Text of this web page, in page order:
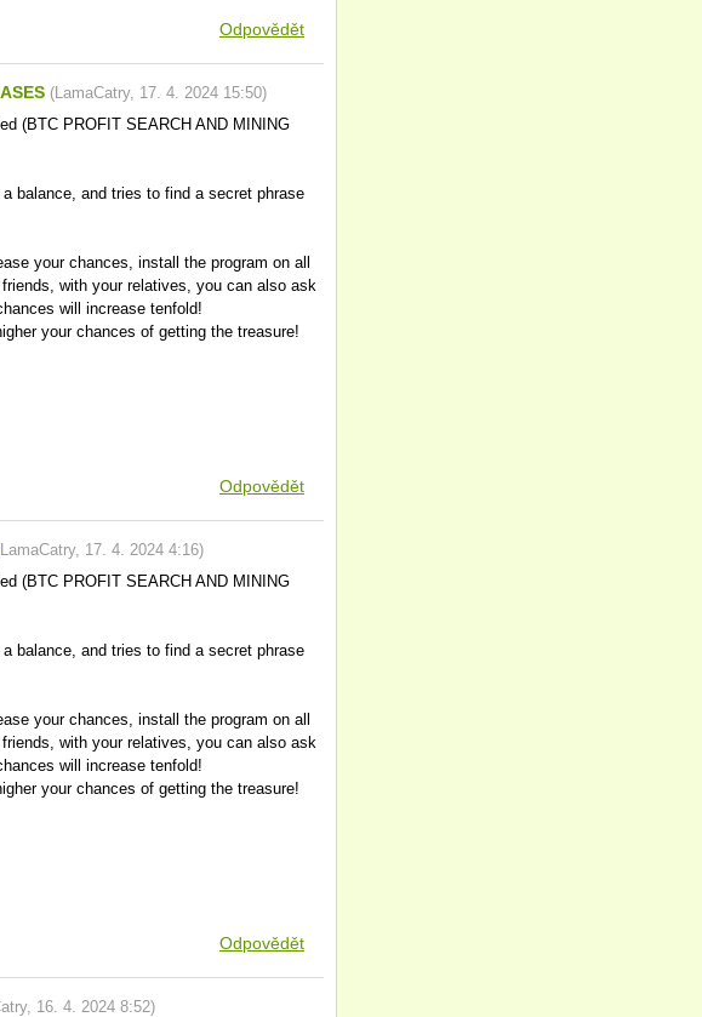
Odpovědět
(LamaCatry, 17. 4. 2024 15:50)
(BTC PROFIT SEARCH AND MINING
balance, and tries to find a secret phrase
your chances, install the program on all
with your relatives, you can also ask
will increase tenfold!
your chances of getting the treasure!
Odpovědět
LamaCatry, 17. 4. 2024 4:16)
(BTC PROFIT SEARCH AND MINING
balance, and tries to find a secret phrase
your chances, install the program on all
with your relatives, you can also ask
will increase tenfold!
your chances of getting the treasure!
Odpovědět
, 16. 4. 2024 8:52)